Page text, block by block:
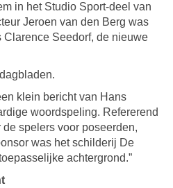
in het Studio Sport-deel van
Jeroen van den Berg was
Seedorf, de nieuwe
klein bericht van Hans
woordspeling. Refererend
spelers voor poseerden,
was het schilderij De
achtergrond.”